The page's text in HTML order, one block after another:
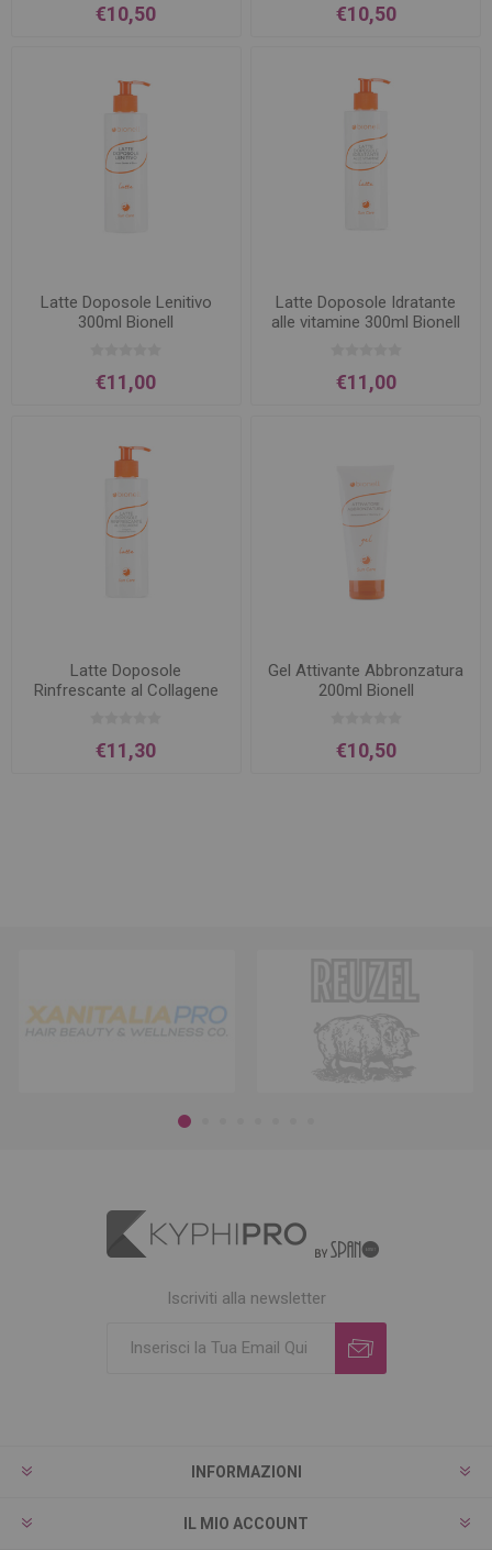
€10,50 €10,50
Latte Doposole Lenitivo
300ml Bionell
€11,00
Latte Doposole Idratante
alle vitamine 300ml Bionell
€11,00
Latte Doposole
Rinfrescante al Collagene
€11,30
Gel Attivante Abbronzatura
200ml Bionell
€10,50
Iscriviti alla newsletter
INFORMAZIONI
IL MIO ACCOUNT